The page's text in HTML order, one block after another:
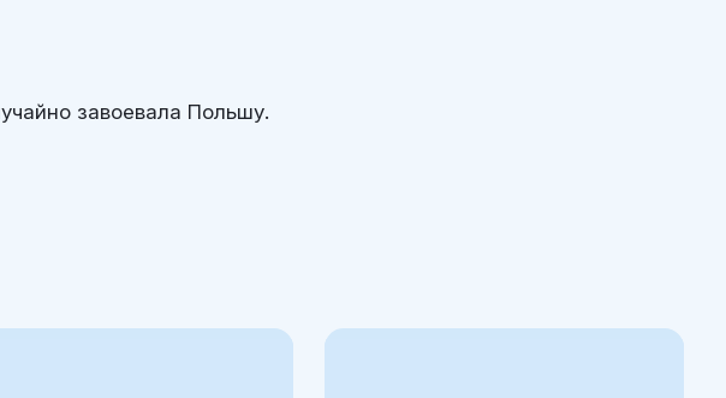
завоевала Польшу.